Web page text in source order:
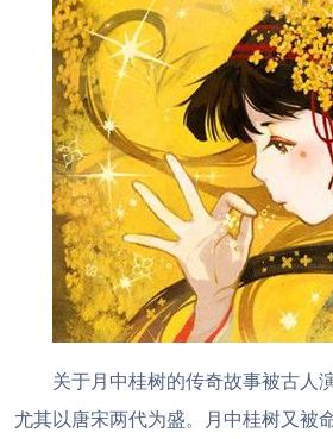
关于月中桂树的传奇故事被古人
尤其以唐宋两代为盛。月中桂树又被